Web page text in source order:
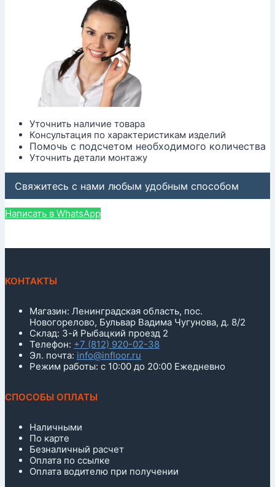
Уточнить наличие товара
Консультация по характеристикам изделий
Помочь с подсчетом необходимого количества
Уточнить детали монтажу
Свяжитесь с нами любым удобным способом
Написать в WhatsApp
КОНТАКТЫ
Магазин: Ленинградская область, пос.
Новогорелово, Бульвар Вадима Чугунова, д. 8/2
Склад: 3-й Рыбацкий проезд 2
Телефон: +7 (812) 920-02-38
Эл. почта: info@infloor.ru
Режим работы: с 10:00 до 20:00 Ежедневно
СПОСОБЫ ОПЛАТЫ
Наличными
По карте
Безналичный расчет
Оплата по ссылке
Оплата водителю при получении